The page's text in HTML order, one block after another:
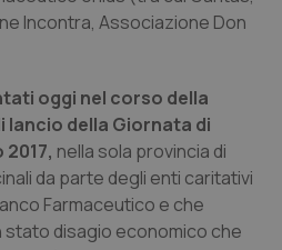
Incontra, Associazione Don
oggi nel corso della
della Giornata di
nella sola provincia di
da parte degli enti caritativi
Farmaceutico e che
disagio economico che